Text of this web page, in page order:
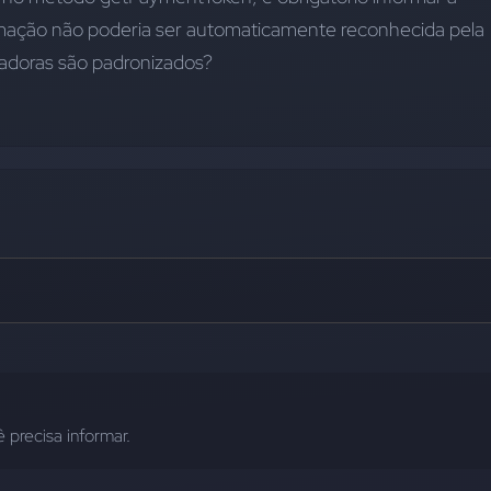
não poderia ser automaticamente reconhecida pela
são padronizados?
precisa informar.